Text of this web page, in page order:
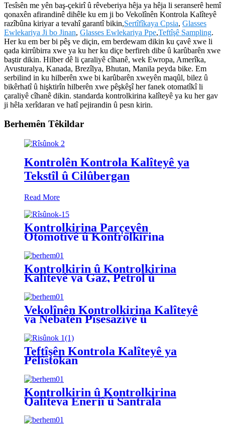
Tesîsên me yên baş-çekirî û rêveberiya hêja ya hêja li seranserê hemî
qonaxên afirandinê dihêle ku em ji bo Vekolînên Kontrola Kalîteyê
razîbûna kiriyar a tevahî garantî bikin,Sertîfîkaya Cpsia, Glasses
Ewlekariya Ji bo Jinan, Glasses Ewlekariya Ppe,Teftîşê Sampling.
Her ku em ber bi pêş ve diçin, em berdewam dikin ku çavê xwe li
qada kirrûbirra xwe ya ku her ku diçe berfireh dibe û karûbarên xwe
baştir dikin. Hilber dê li çaraliyê cîhanê, wek Ewropa, Amerîka,
Avusturalya, Kanada, Brezîlya, Bhutan, Manila peyda bike. Em
serbilind in ku hilberên xwe bi karûbarên xweyên maqûl, bilez û
bikêrhatî û hişktirîn hilberên xwe pêşkêşî her fanek otomatîkî li
çaraliyê cîhanê dikin. standarda kontrolkirina kalîteyê ya ku her gav
ji hêla xerîdaran ve hatî pejirandin û pesn kirin.
Berhemên Têkildar
Kontrolên Kontrola Kalîteyê ya
Tekstîl û Cilûbergan
Read More
Kontrolkirina Parçeyên
Otomotîvê û Kontrolkirina
Kontrolkirin û Kontrolkirina
Kalîteyê ya Gaz, Petrol û
Kîmyewî
Vekolînên Kontrolkirina Kalîteyê
ya Nebatên Pîşesaziyê û
Makîneyan
Teftîşên Kontrola Kalîteyê ya
Pêlîstokan
Kontrolkirin û Kontrolkirina
Qalîteya Enerjî û Santrala
Enerjiyê